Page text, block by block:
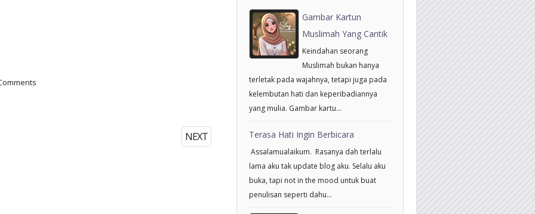
NEXT
Gambar Kartun
Muslimah Yang Cantik
Keindahan seorang
Muslimah bukan hanya
terletak pada wajahnya, tetapi juga pada
kelembutan hati dan keperibadiannya
yang mulia. Gambar kartu...
Terasa Hati Ingin Berbicara
Assalamualaikum. Rasanya dah terlalu
lama aku tak update blog aku. Selalu aku
buka, tapi not in the mood untuk buat
penulisan seperti dahu...